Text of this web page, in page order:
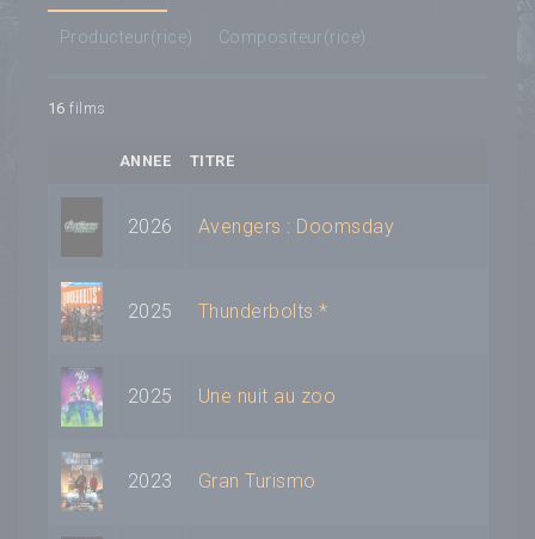
Producteur(rice) Compositeur(rice)
16 films
ANNEE TITRE
2026 Avengers : Doomsday
2025 Thunderbolts *
2025 Une nuit au zoo
2023 Gran Turismo